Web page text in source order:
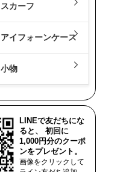
スカーフ
アイフォーンケース
小物
LINEで友だちにな
ると、 初回に
1,000円分のクーポ
ンをプレゼント。
画像をクリックして